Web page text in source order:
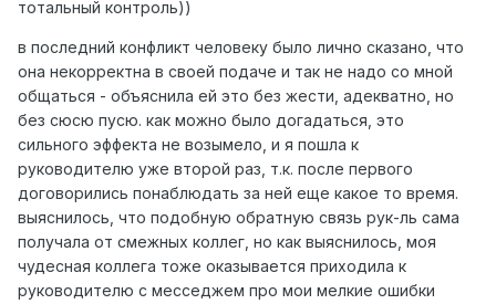
тотальный контроль))
в последний конфликт человеку было лично сказано, что
она некорректна в своей подаче и так не надо со мной
общаться - объяснила ей это без жести, адекватно, но
без сюсю пусю. как можно было догадаться, это
сильного эффекта не возымело, и я пошла к
руководителю уже второй раз, т.к. после первого
договорились понаблюдать за ней еще какое то время.
выяснилось, что подобную обратную связь рук-ль сама
получала от смежных коллег, но как выяснилось, моя
чудесная коллега тоже оказывается приходила к
руководителю с месседжем про мои мелкие ошибки